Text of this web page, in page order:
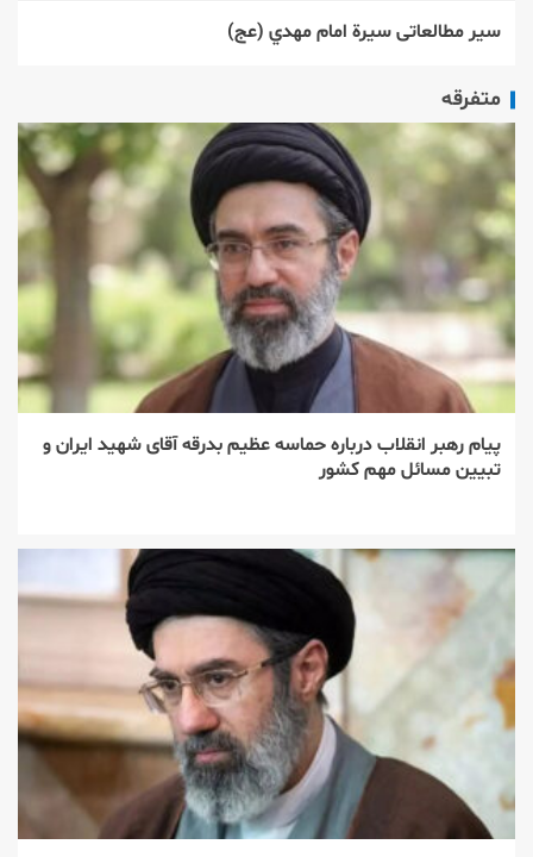
سیر مطالعاتی سيرة امام مهدي (عج)‌
متفرقه
پیام رهبر انقلاب درباره حماسه عظیم بدرقه آقای شهید ایران و
تبیین مسائل مهم کشور